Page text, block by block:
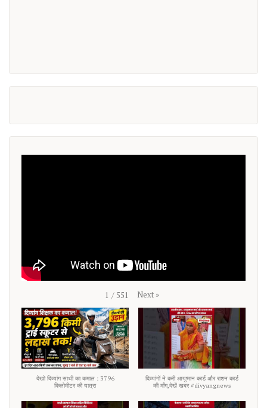
1 / 551 Next »
देखो दिव्यांग साथी का कमाल : 3796
किलोमीटर की यात्रा
दिव्यांगों ने करी आयुष्मान कार्ड और राशन कार्ड
की माँग,देखें खबर #divyangnews